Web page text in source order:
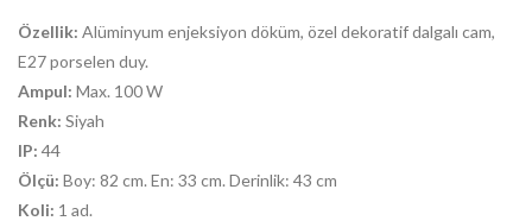
Özellik: Alüminyum enjeksiyon döküm, özel dekoratif dalgalı cam,
E27 porselen duy.
Ampul: Max. 100 W
Renk: Siyah
IP: 44
Ölçü: Boy: 82 cm. En: 33 cm. Derinlik: 43 cm
Koli: 1 ad.